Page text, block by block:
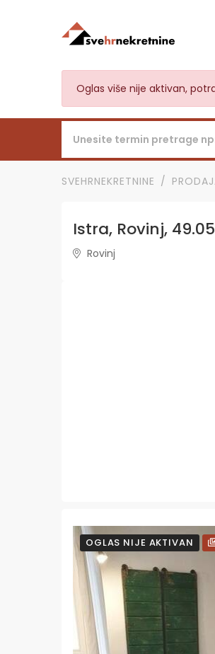
Oglas više nije aktivan,
SVEHRNEKRETNINE
Istra, Rovinj,
Rovinj
OGLAS NIJE AKTIVAN